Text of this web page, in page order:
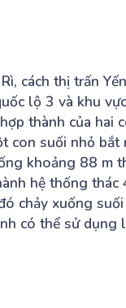
cách thị trấn
lộ 3 và khu
thành của hai
con suối nhỏ bắt
khoảng 88 m
hệ thống thác
chảy xuống suối
có thể sử dụng